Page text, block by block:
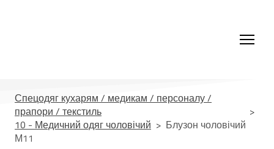
Спецодяг кухарям / медикам / персоналу /
прапори / текстиль
10 - Медичний одяг чоловічий
Блузон чоловічий
М11